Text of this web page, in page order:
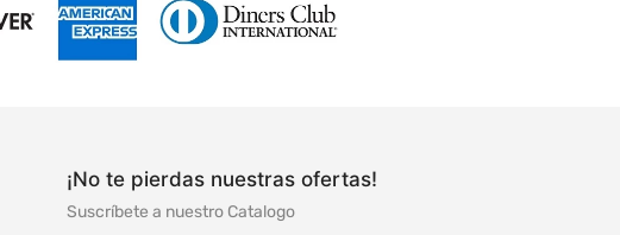
¡No te pierdas nuestras ofertas!
Suscríbete a nuestro Catalogo